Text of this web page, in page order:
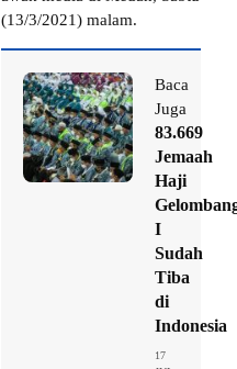
(13/3/2021) malam.
Baca
Juga
83.669
Jemaah
Haji
I
Sudah
Tiba
di
Indonesia
17